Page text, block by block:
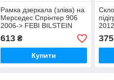
Рамка дзеркала (зліва) на
Мерседес Спрінтер 906
2006-> FEBI BILSTEIN
(Німеччина) 102560
613₴
Купити
375